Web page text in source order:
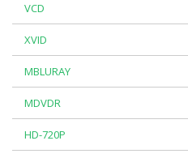
VCD
XVID
MBLURAY
MDVDR
HD-720P